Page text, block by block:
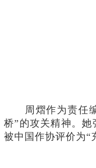
周熠作为责任
桥”的攻关精神。她
被中国作协评价为“